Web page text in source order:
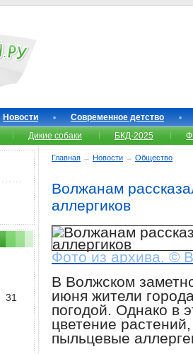
Новости
Современное детство
Дикие собаки БКД-2025
Главная → Новости → Общество
Волжанам
аллергиков
Фото из архива. ©
В Волжском
июня жители
погодой. Однако в
цветение
пыльцевые
31